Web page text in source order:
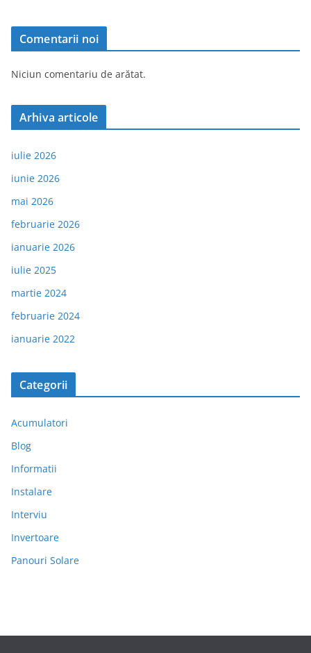
Comentarii noi
Niciun comentariu de arătat.
Arhiva articole
iulie 2026
iunie 2026
mai 2026
februarie 2026
ianuarie 2026
iulie 2025
martie 2024
februarie 2024
ianuarie 2022
Categorii
Acumulatori
Blog
Informatii
Instalare
Interviu
Invertoare
Panouri Solare